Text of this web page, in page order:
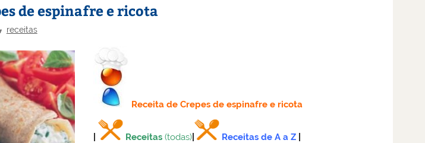
de espinafre e ricota
receitas
Receita de Crepes de espinafre e ricota
Receitas (todas)| Receitas de A a Z